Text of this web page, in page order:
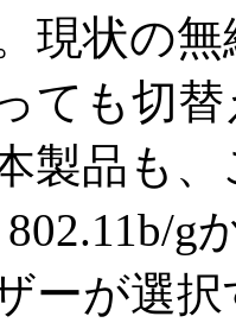
現状の
ても切
製品も
g
ーが選